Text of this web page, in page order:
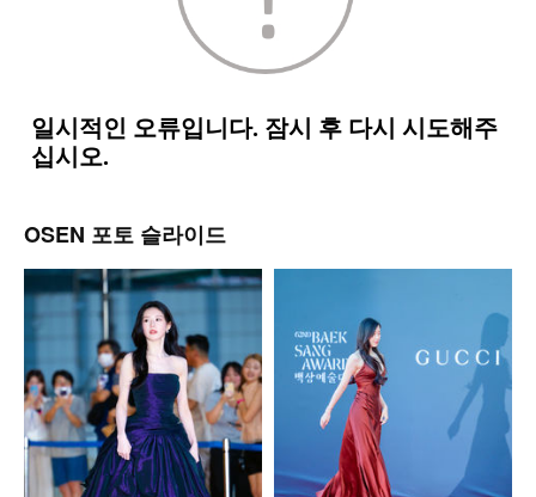
OSEN 포토 슬라이드